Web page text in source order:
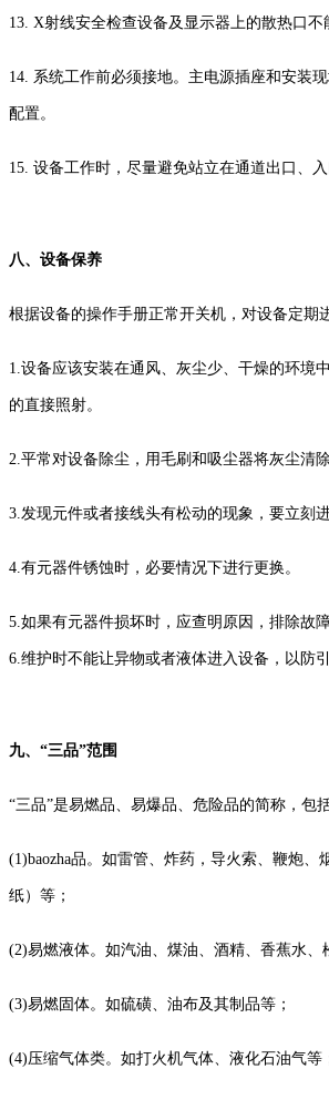
13. X射线安全检查设备及显示器上的散热口不
14. 系统工作前必须接地。主电源插座和安装
配置。
15. 设备工作时，尽量避免站立在通道出口、入
八、设备保养
根据设备的操作手册正常开关机，对设备定期
1.设备应该安装在通风、灰尘少、干燥的环境
的直接照射。
2.平常对设备除尘，用毛刷和吸尘器将灰尘清除
3.发现元件或者接线头有松动的现象，要立刻进
4.有元器件锈蚀时，必要情况下进行更换。
5.如果有元器件损坏时，应查明原因，排除故
6.维护时不能让异物或者液体进入设备，以防
九、“三品”范围
“三品”是易燃品、易爆品、危险品的简称，包
(1)baozha品。如雷管、炸药，导火索、鞭炮、
纸）等；
(2)易燃液体。如汽油、煤油、酒精、香蕉水、
(3)易燃固体。如硫磺、油布及其制品等；
(4)压缩气体类。如打火机气体、液化石油气等